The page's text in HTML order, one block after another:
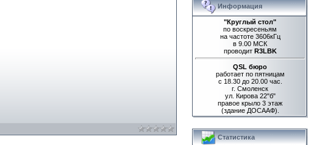
Информация
"Круглый стол"
по воскресеньям
на частоте 3606кГц
в 9.00 МСК
проводит R3LBK
QSL бюро
работает по пятницам
с 18.30 до 20.00 час.
г. Смоленск
ул. Кирова 22"б"
правое крыло 3 этаж
(здание ДОСААФ).
Статистика